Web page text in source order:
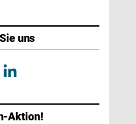
uns
Aktion!